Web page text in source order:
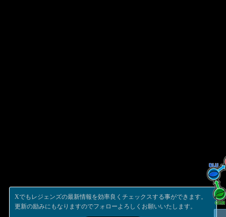
Xでもレジェンズの最新情報を効率良くチェックスする事ができます。
更新の励みにもなりますのでフォローよろしくお願いいたします。